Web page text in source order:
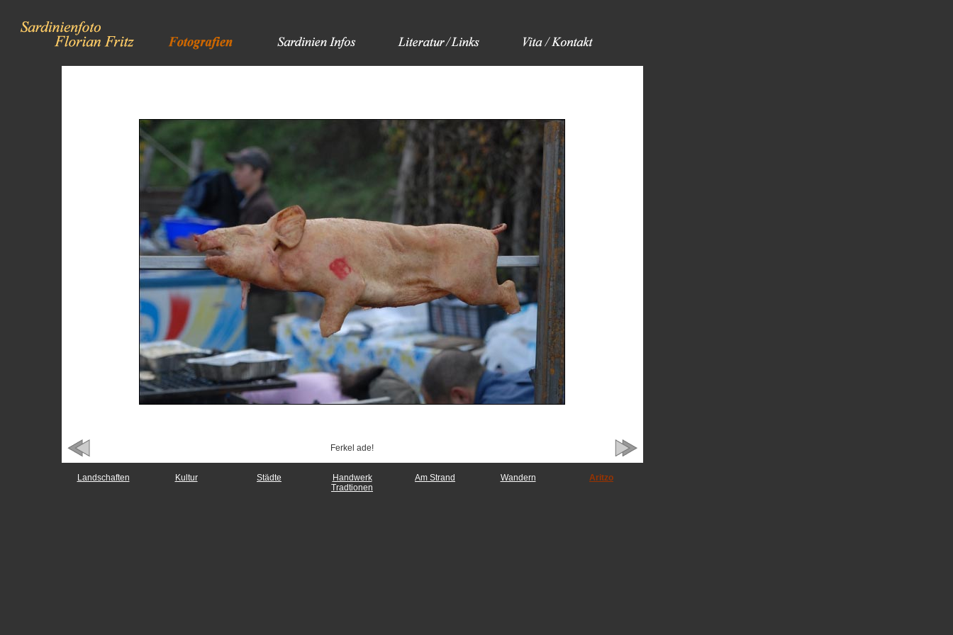
Ferkel ade!
Landschaften Kultur Städte
Handwerk
Tradtionen
Am Strand Wandern Aritzo